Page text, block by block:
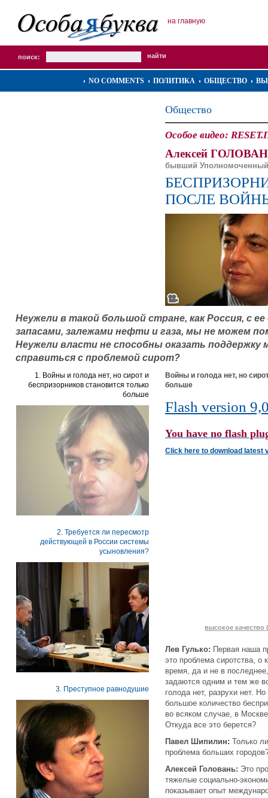
на главную
поиск:
NO COMMENTS ПОЛИТИКА ОБЩЕСТВО
Общество
Особое видео:
Алексей
бывший Уполномоченный
ПОСЛЕ
Неужели в такой большой стране, как Россия, с
запасами, залежами нефти и газа, мы не можем
Неужели власти не способны оказать
справиться с проблемой сирот?
1. Войны и голода нет, но сирот и
беспризорников становится только
больше
2. Требуется ли пересмотр
действующей в России системы
усыновления?
3. Преступное равнодушие
Войны и голода нет, но
больше
Flash version
You have no flash
Click here to download latest
высокое качество
Лев Гулько: Первая наша
это проблема сиротства, о
время, да и не в
задаются одним и тем же
голода нет, разрухи нет.
большое количество
во всяком случае, в
Откуда все это берется?
Павел Шипилин: Только
проблема больших
Алексей Головань: Это
тяжелые социально-
показывает опыт